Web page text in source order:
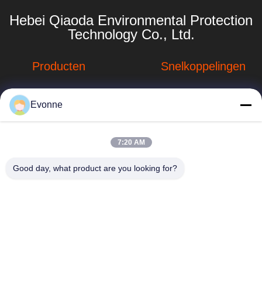
Hebei Qiaoda Environmental Protection
Technology Co., Ltd.
Producten
Stofverzamelsystemen
Stofopvangsystemen
hbkedacc@gmail.com
8188867
Snelkoppelingen
Bedrijfprofiel
Evonne
7:20 AM
Good day, what product are you looking for?